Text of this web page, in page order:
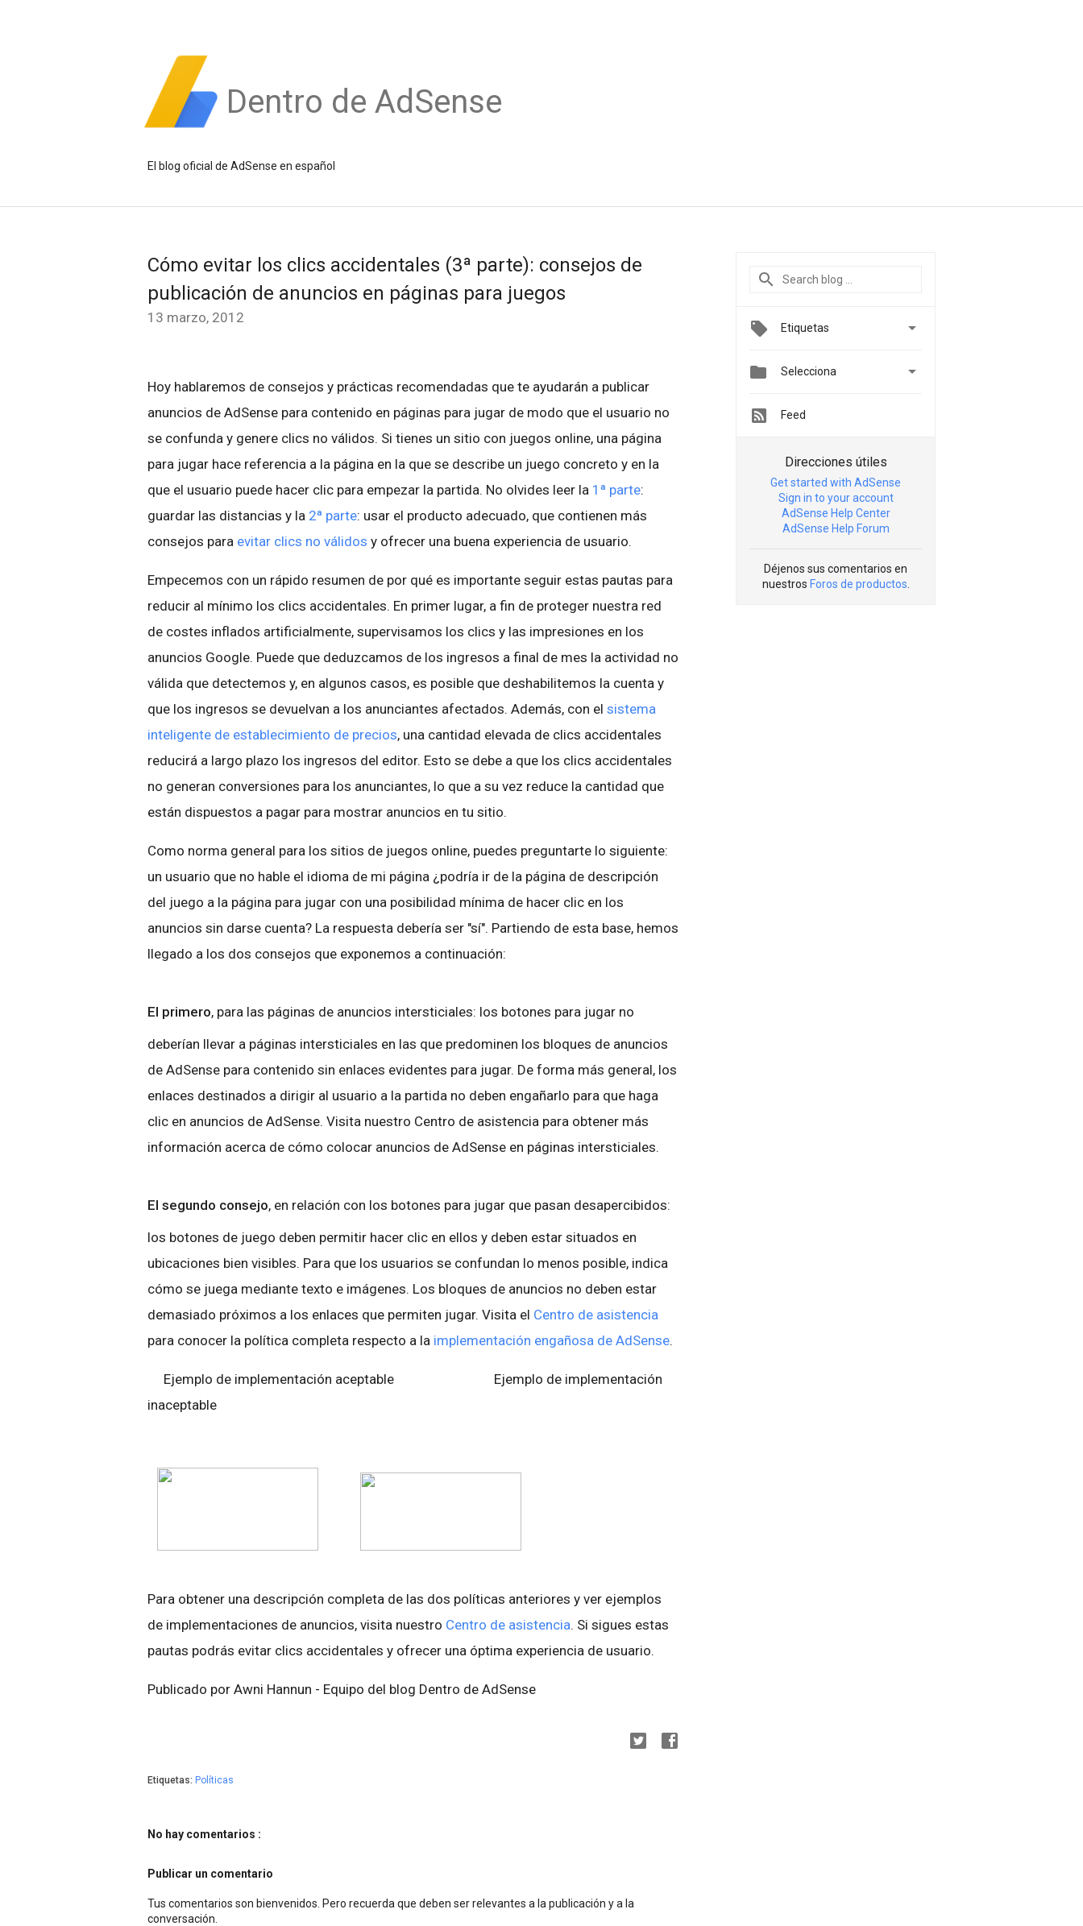
Dentro de AdSense
El blog oficial de AdSense en español
Cómo evitar los clics accidentales (3ª parte): consejos de
publicación de anuncios en páginas para juegos
13 marzo, 2012
Hoy hablaremos de consejos y prácticas recomendadas que te ayudarán a publicar
anuncios de AdSense para contenido en páginas para jugar de modo que el usuario no
se confunda y genere clics no válidos. Si tienes un sitio con juegos online, una página
para jugar hace referencia a la página en la que se describe un juego concreto y en la
que el usuario puede hacer clic para empezar la partida. No olvides leer la 1ª parte:
guardar las distancias y la 2ª parte: usar el producto adecuado, que contienen más
consejos para evitar clics no válidos y ofrecer una buena experiencia de usuario.
Empecemos con un rápido resumen de por qué es importante seguir estas pautas para
reducir al mínimo los clics accidentales. En primer lugar, a fin de proteger nuestra red
de costes inflados artificialmente, supervisamos los clics y las impresiones en los
anuncios Google. Puede que deduzcamos de los ingresos a final de mes la actividad no
válida que detectemos y, en algunos casos, es posible que deshabilitemos la cuenta y
que los ingresos se devuelvan a los anunciantes afectados. Además, con el sistema
inteligente de establecimiento de precios, una cantidad elevada de clics accidentales
reducirá a largo plazo los ingresos del editor. Esto se debe a que los clics accidentales
no generan conversiones para los anunciantes, lo que a su vez reduce la cantidad que
están dispuestos a pagar para mostrar anuncios en tu sitio.
Como norma general para los sitios de juegos online, puedes preguntarte lo siguiente:
un usuario que no hable el idioma de mi página ¿podría ir de la página de descripción
del juego a la página para jugar con una posibilidad mínima de hacer clic en los
anuncios sin darse cuenta? La respuesta debería ser "sí". Partiendo de esta base, hemos
llegado a los dos consejos que exponemos a continuación:
El primero, para las páginas de anuncios intersticiales: los botones para jugar no
deberían llevar a páginas intersticiales en las que predominen los bloques de anuncios
de AdSense para contenido sin enlaces evidentes para jugar. De forma más general, los
enlaces destinados a dirigir al usuario a la partida no deben engañarlo para que haga
clic en anuncios de AdSense. Visita nuestro Centro de asistencia para obtener más
información acerca de cómo colocar anuncios de AdSense en páginas intersticiales.
El segundo consejo, en relación con los botones para jugar que pasan desapercibidos:
los botones de juego deben permitir hacer clic en ellos y deben estar situados en
ubicaciones bien visibles. Para que los usuarios se confundan lo menos posible, indica
cómo se juega mediante texto e imágenes. Los bloques de anuncios no deben estar
demasiado próximos a los enlaces que permiten jugar. Visita el Centro de asistencia
para conocer la política completa respecto a la implementación engañosa de AdSense.
Ejemplo de implementación aceptable Ejemplo de implementación
inaceptable
Para obtener una descripción completa de las dos políticas anteriores y ver ejemplos
de implementaciones de anuncios, visita nuestro Centro de asistencia. Si sigues estas
pautas podrás evitar clics accidentales y ofrecer una óptima experiencia de usuario.
Publicado por Awni Hannun - Equipo del blog Dentro de AdSense
Etiquetas: Políticas
No hay comentarios :
Publicar un comentario
Tus comentarios son bienvenidos. Pero recuerda que deben ser relevantes a la publicación y a la
conversación.
Etiquetas 
 Selecciona 
Feed
Direcciones útiles
Get started with AdSense
Sign in to your account
AdSense Help Center
AdSense Help Forum
Déjenos sus comentarios en
nuestros Foros de productos